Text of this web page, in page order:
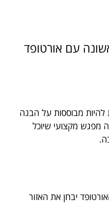
עם אורטופד
להיות מבוססות על הבנה
מפגש מקצועי שיוכל
יבחן את האזור